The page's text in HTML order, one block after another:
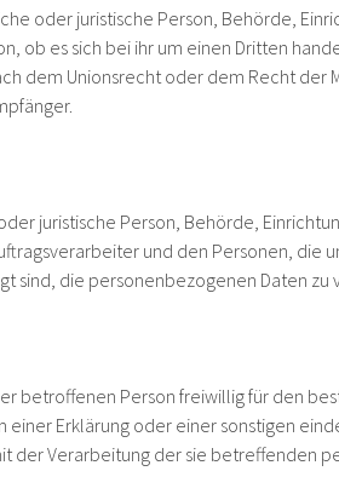
oder juristische Person, Behörde,
ob es sich bei ihr um einen Dritten
dem Unionsrecht oder dem Recht
juristische Person, Behörde,
und den Personen,
sind, die personenbezogenen Daten zu
betroffenen Person freiwillig für den
einer Erklärung oder einer sonstigen
der Verarbeitung der sie betreffenden